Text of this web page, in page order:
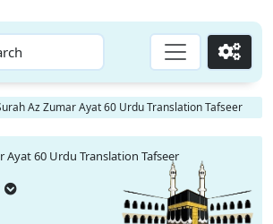
Go
Az Zumar Ayat 60 Urdu Translation Tafseer
Ayat 60 Urdu Translation Tafseer